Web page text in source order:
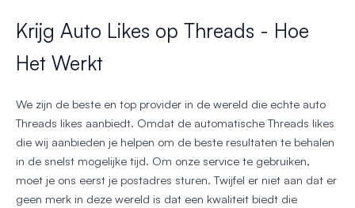
Krijg Auto Likes op Threads - Hoe
Het Werkt
We zijn de beste en top provider in de wereld die echte auto
Threads likes aanbiedt. Omdat de automatische Threads likes
die wij aanbieden je helpen om de beste resultaten te behalen
in de snelst mogelijke tijd. Om onze service te gebruiken,
moet je ons eerst je postadres sturen. Twijfel er niet aan dat er
geen merk in deze wereld is dat een kwaliteit biedt die